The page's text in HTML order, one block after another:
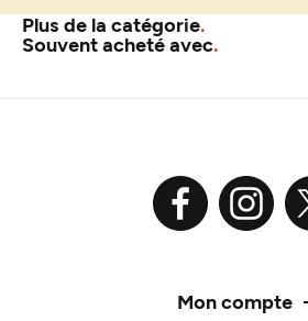
Plus de la catégorie
Souvent acheté avec
Mon compte